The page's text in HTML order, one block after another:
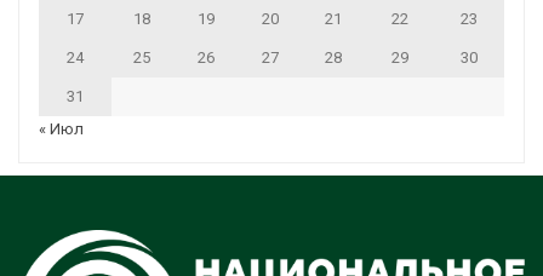
17 18 19 20 21 22 23
24 25 26 27 28 29 30
31
« Июл